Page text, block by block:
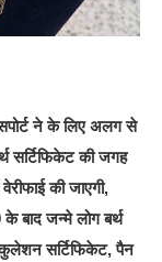
ने के लिए अलग से
सर्टिफिकेट की जगह
की जाएगी,
बाद जन्मे लोग बर्थ
सर्टिफिकेट, पैन